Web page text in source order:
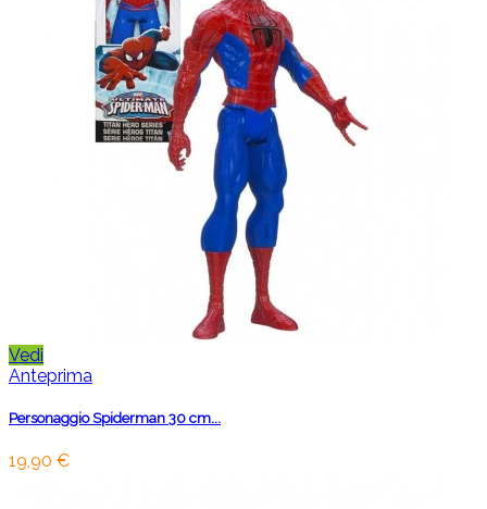
Vedi
Anteprima
Personaggio Spiderman 30 cm...
19,90 €